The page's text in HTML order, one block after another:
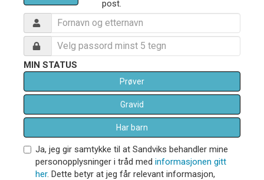
post.
MIN STATUS
Prøver
Gravid
Har barn
Ja, jeg gir samtykke til at Sandviks behandler mine
personopplysninger i tråd med informasjonen gitt
her. Dette betyr at jeg får relevant informasjon,